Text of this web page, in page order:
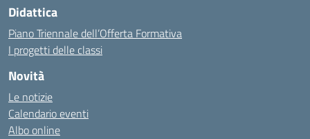
Didattica
Piano Triennale dell’Offerta Formativa
I progetti delle classi
Novità
Le notizie
Calendario eventi
Albo online